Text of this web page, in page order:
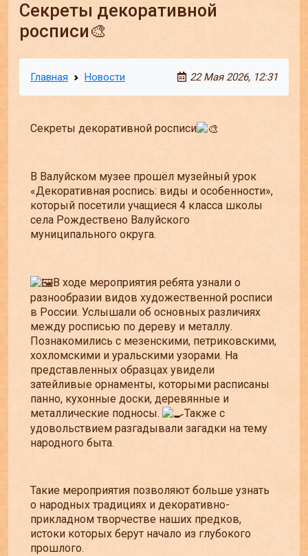
Секреты декоративной
росписи🎨
Главная Новости 22 Мая 2026, 12:31
Секреты декоративной росписи
В Валуйском музее прошёл музейный урок
«Декоративная роспись: виды и особенности»,
который посетили учащиеся 4 класса школы
села Рождествено Валуйского
муниципального округа.
В ходе мероприятия ребята узнали о
разнообразии видов художественной росписи
в России. Услышали об основных различиях
между росписью по дереву и металлу.
Познакомились с мезенскими, петриковскими,
хохломскими и уральскими узорами. На
представленных образцах увидели
затейливые орнаменты, которыми расписаны
панно, кухонные доски, деревянные и
металлические подносы.
Также с
удовольствием разгадывали загадки на тему
народного быта.
Такие мероприятия позволяют больше узнать
о народных традициях и декоративно-
прикладном творчестве наших предков,
истоки которых берут начало из глубокого
прошлого.